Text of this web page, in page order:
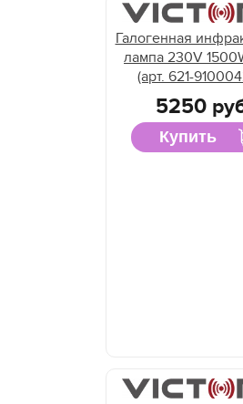
Галогенная
лампа 230V
(арт. 621-
5250
Купить